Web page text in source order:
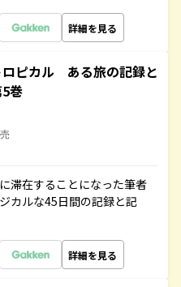
詳細を見る
ロピカル ある旅の記録と
巻
滞在することになった筆者
カルな45日間の記録と記
詳細を見る